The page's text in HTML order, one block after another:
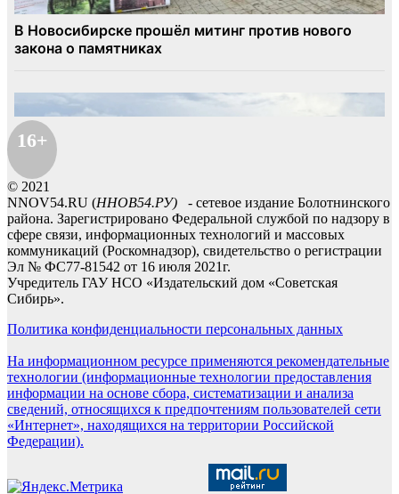
16+
© 2021
NNOV54.RU (ННОВ54.РУ) - сетевое издание Болотнинского
района. Зарегистрировано Федеральной службой по надзору в
сфере связи, информационных технологий и массовых
коммуникаций (Роскомнадзор), свидетельство о регистрации
Эл № ФС77-81542 от 16 июля 2021г.
Учредитель ГАУ НСО «Издательский дом «Советская
Сибирь».
Политика конфиденциальности персональных данных
На информационном ресурсе применяются рекомендательные
технологии (информационные технологии предоставления
информации на основе сбора, систематизации и анализа
сведений, относящихся к предпочтениям пользователей сети
«Интернет», находящихся на территории Российской
Федерации).